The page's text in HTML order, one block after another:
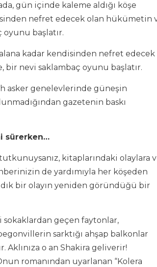
gün içinde kaleme aldığı köşe
nefret edecek olan hükümetin
başlatır.
alana kadar kendisinden nefret edecek
nevi saklambaç oyunu başlatır.
asker genelevlerinde güneşin
gazetenin baskı
sürerken…
kitaplarındaki olaylara
de yardımıyla her köşeden
bir olayın yeniden göründüğü bir
sokaklardan geçen faytonlar,
sarktığı ahşap balkonlar
o an Shakira geliverir!
romanından uyarlanan “Kolera